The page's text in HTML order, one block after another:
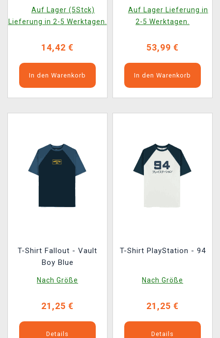
Auf Lager (5Stck)
Lieferung in 2-5 Werktagen.
14,42 €
In den Warenkorb
Auf Lager Lieferung in
2-5 Werktagen.
53,99 €
In den Warenkorb
T-Shirt Fallout - Vault
Boy Blue
Nach Größe
21,25 €
Details
T-Shirt PlayStation - 94
Nach Größe
21,25 €
Details